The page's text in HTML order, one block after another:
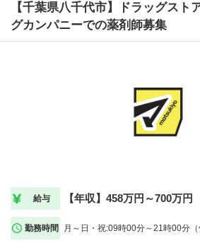
【千葉県八千代市】ドラッグスト
グカンパニーでの薬剤師募集
給与 【年収】458万円～700万円
勤務時間 月～日・祝:09時00分～21時00分（